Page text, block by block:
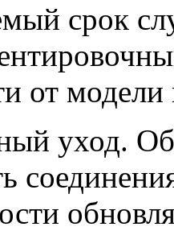
срок
от
уход.